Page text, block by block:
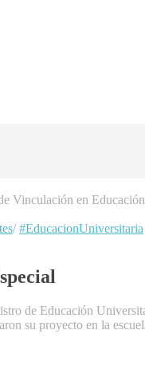
Vinculación en
/ #EducacionUniversitaria
de Educación
su proyecto en la